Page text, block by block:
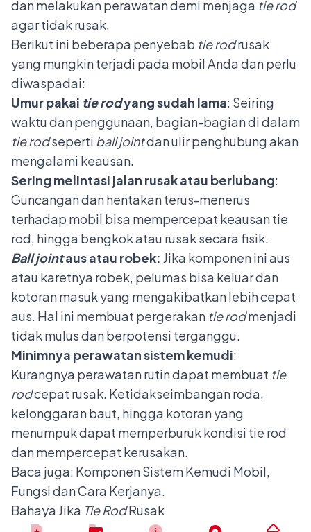
dan melakukan perawatan demi menjaga tie rod
agar tidak rusak.
Berikut ini beberapa penyebab tie rodrusak
yang mungkin terjadi pada mobil Anda dan perlu
diwaspadai:
Umur pakai tie rodyang sudah lama: Seiring
waktu dan penggunaan, bagian-bagian di dalam
tie rodseperti ball jointdan ulir penghubung akan
mengalami keausan.
Sering melintasi jalan rusak atau berlubang:
Guncangan dan hentakan terus-menerus
terhadap mobil bisa mempercepat keausan tie
rod, hingga bengkok atau rusak secara fisik.
Ball jointaus atau robek: Jika komponen ini aus
atau karetnya robek, pelumas bisa keluar dan
kotoran masuk yang mengakibatkan lebih cepat
aus. Hal ini membuat pergerakan tie rodmenjadi
tidak mulus dan berpotensi terganggu.
Minimnya perawatan sistem kemudi:
Kurangnya perawatan rutin dapat membuat tie
rodcepat rusak. Ketidakseimbangan roda,
kelonggaran baut, hingga kotoran yang
menumpuk dapat memperburuk kondisi tie rod
dan mempercepat kerusakan.
Baca juga: Komponen Sistem Kemudi Mobil,
Fungsi dan Cara Kerjanya.
Bahaya Jika Tie RodRusak